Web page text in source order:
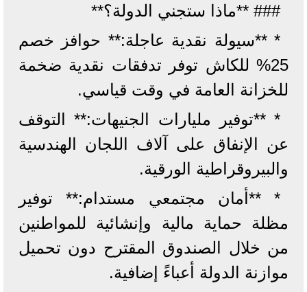
### **ماذا ستجني الدولة؟**
* **سيولة نقدية عاجلة:** حوافز خصم
25% للكاش توفر تدفقات نقدية ضخمة
للخزانة العامة في وقت قياسي.
* **توفير مليارات الجنيهات:** التوقف
عن الإنفاق على آلاف اللجان الهندسية
والبيروقراطية الورقية.
* **أمان مجتمعي مستدام:** توفير
مظلة حماية مالية وإنشائية للمواطنين
من خلال الصندوق المقترح دون تحميل
موازنة الدولة أعباءً إضافية.